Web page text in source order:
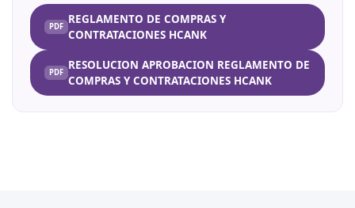
REGLAMENTO DE COMPRAS Y
CONTRATACIONES HCANK
RESOLUCION APROBACION REGLAMENTO DE
COMPRAS Y CONTRATACIONES HCANK